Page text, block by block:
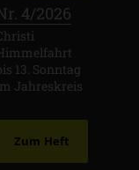
4/2026
13. Sonntag
Jahreskreis
Zum Heft